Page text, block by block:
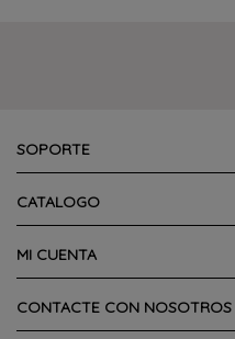
SOPORTE
CATALOGO
MI CUENTA
CONTACTE CON NOSOTROS